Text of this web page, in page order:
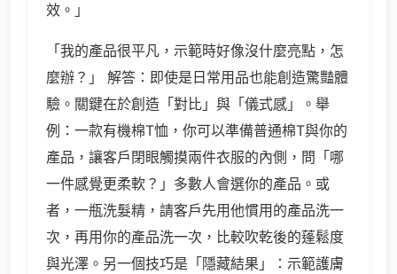
效。」
「我的產品很平凡，示範時好像沒什麼亮點，怎
麼辦？」 解答：即使是日常用品也能創造驚豔體
驗。關鍵在於創造「對比」與「儀式感」。舉
例：一款有機棉T恤，你可以準備普通棉T與你的
產品，讓客戶閉眼觸摸兩件衣服的內側，問「哪
一件感覺更柔軟？」多數人會選你的產品。或
者，一瓶洗髮精，請客戶先用他慣用的產品洗一
次，再用你的產品洗一次，比較吹乾後的蓬鬆度
與光澤。另一個技巧是「隱藏結果」：示範護膚